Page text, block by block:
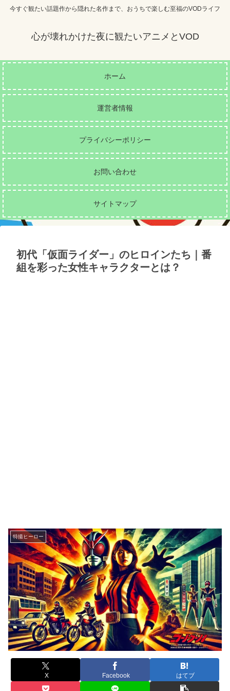
今すぐ観たい話題作から隠れた名作まで、おうちで楽しむ至福のVODライフ
心が壊れかけた夜に観たいアニメとVOD
ホーム
運営者情報
プライバシーポリシー
お問い合わせ
サイトマップ
初代「仮面ライダー」のヒロインたち｜番
組を彩った女性キャラクターとは？
特撮ヒーロー
X Facebook はてブ